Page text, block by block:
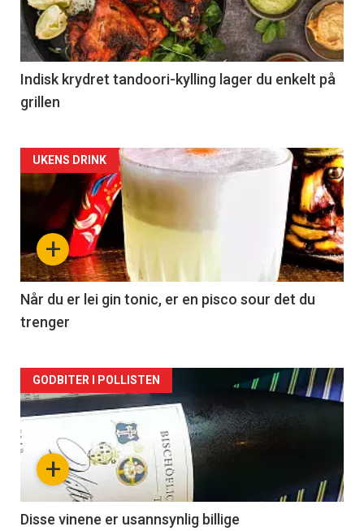
Indisk krydret tandoori-kylling lager du enkelt på
grillen
Forsiden
akkurat
nå
-
2
+
UKENS DRINK
Når du er lei gin tonic, er en pisco sour det du
trenger
Forsiden
akkurat
nå
3
+
GODBITER I POLLISTEN
Disse vinene er usannsynlig billige